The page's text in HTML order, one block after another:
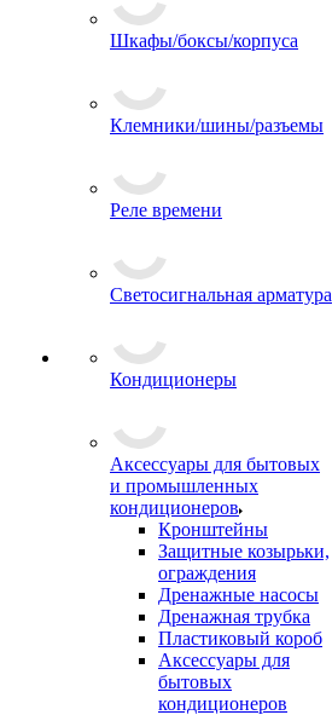
Шкафы/боксы/корпуса
Клемники/шины/разъемы
Реле времени
Светосигнальная арматура
Кондиционеры
Аксессуары для бытовых
и промышленных
кондиционеров
Кронштейны
Защитные козырьки,
ограждения
Дренажные насосы
Дренажная трубка
Пластиковый короб
Аксессуары для
бытовых
кондиционеров